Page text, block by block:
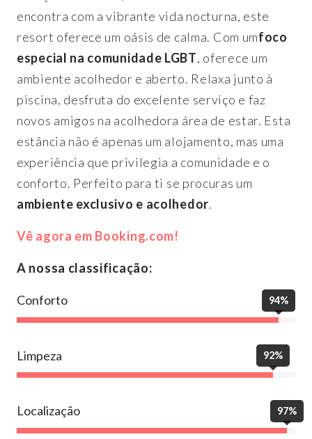
encontra com a vibrante vida nocturna, este
resort oferece um oásis de calma. Com umfoco
especial na comunidade LGBT, oferece um
ambiente acolhedor e aberto. Relaxa junto à
piscina, desfruta do excelente serviço e faz
novos amigos na acolhedora área de estar. Esta
estância não é apenas um alojamento, mas uma
experiência que privilegia a comunidade e o
conforto. Perfeito para ti se procuras um
ambiente exclusivo e acolhedor.
Vê agora em Booking.com!
A nossa classificação:
Conforto 94%
Limpeza 92%
Localização 97%